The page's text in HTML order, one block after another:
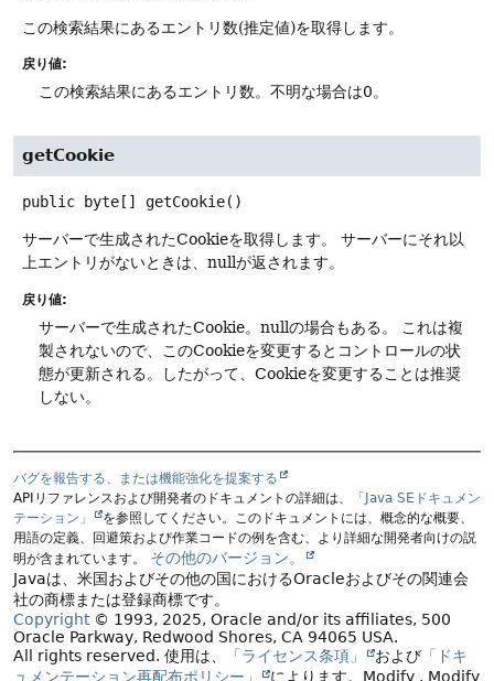
この検索結果にあるエントリ数(推定値)を取得します。
戻り値:
この検索結果にあるエントリ数。不明な場合は0。
getCookie
public byte[] getCookie()
サーバーで生成されたCookieを取得します。
サーバーにそれ以
上エントリがないときは、nullが返されます。
戻り値:
サーバーで生成されたCookie。nullの場合もある。
これは複
製されないので、このCookieを変更するとコントロールの状
態が更新される。したがって、Cookieを変更することは推奨
しない。
バグを報告する、または機能強化を提案する
APIリファレンスおよび開発者のドキュメントの詳細は、
「Java SEドキュメン
テーション」
を参照してください。このドキュメントには、概念的な概要、
用語の定義、回避策および作業コードの例を含む、より詳細な開発者向けの説
明が含まれています。
その他のバージョン。
Javaは、米国およびその他の国におけるOracleおよびその関連会
社の商標または登録商標です。
Copyright© 1993, 2025, Oracle and/or its affiliates, 500
Oracle Parkway, Redwood Shores, CA 94065 USA.
All rights reserved. 使用は、 「ライセンス条項」 および 「ドキ
ュメンテーション再配布ポリシー」
によります。 Modify . Modify